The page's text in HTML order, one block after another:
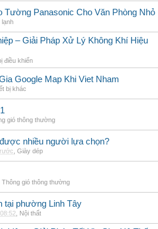
Tường Panasonic Cho Văn Phòng Nhỏ
lạnh
– Giải Pháp Xử Lý Không Khí Hiệu
điều khiển
Google Map Khi Viet Nham
bị khác
gió thông thường
nhiều người lựa chọn?
Giày dép
Thông gió thông thường
tại phường Linh Tây
Nội thất